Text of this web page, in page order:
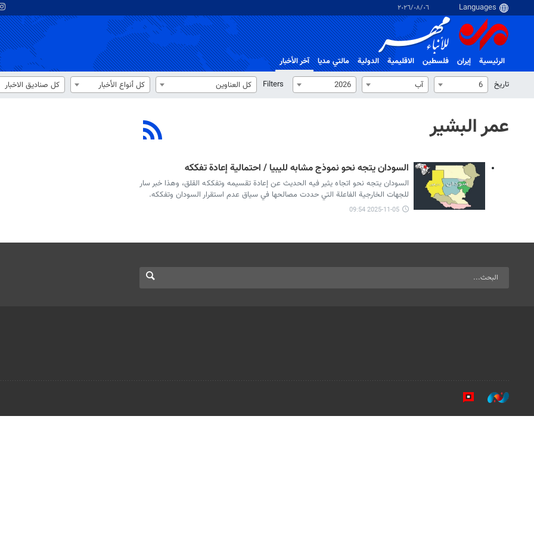
٠٦‏/٠٨‏/٢٠٢٦
الرئيسية إيران فلسطین الاقلیمیة الدولية مالتي مدیا
آخر الأخبار
تاریخ
6 آب 2026
Filters كل العناوين كل أنواع الأخبار كل صناديق الاخبار
عمر البشير
السودان يتجه نحو نموذج مشابه لليبيا / احتمالية إعادة تفككه
السودان يتجه نحو اتجاه يثير فيه الحديث عن إعادة تقسيمه وتفككه القلق، وهذا خبر سار
للجهات الخارجية الفاعلة التي حددت مصالحها في سياق عدم استقرار السودان وتفككه.
2025-11-05 09:54